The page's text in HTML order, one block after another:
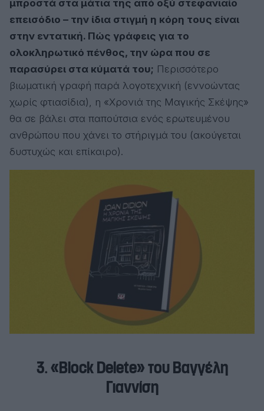
μπροστά στα μάτια της από οξύ στεφανιαίο
επεισόδιο – την ίδια στιγμή η κόρη τους είναι
στην εντατική. Πώς γράφεις για το
ολοκληρωτικό πένθος, την ώρα που σε
παρασύρει στα κύματά του; Περισσότερο
βιωματική γραφή παρά λογοτεχνική (εννοώντας
χωρίς φτιασίδια), η «Χρονιά της Μαγικής Σκέψης»
θα σε βάλει στα παπούτσια ενός ερωτευμένου
ανθρώπου που χάνει το στήριγμά του (ακούγεται
δυστυχώς και επίκαιρο).
3. «Block Delete» του Βαγγέλη
Γιαννίση